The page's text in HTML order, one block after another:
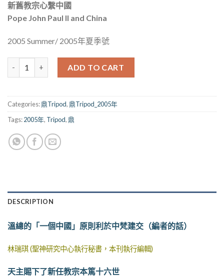
新舊教宗心繫中國
Pope John Paul II and China
2005 Summer/ 2005年夏季號
ADD TO CART
Categories:鼎Tripod,鼎Tripod_2005年
Tags:2005年, Tripod,鼎
DESCRIPTION
溫總的「一個中國」原則利於中梵建交（編者的話）
林瑞琪 (聖神研究中心執行秘書，本刊執行編輯)
天主賜下了新任教宗本篤十六世